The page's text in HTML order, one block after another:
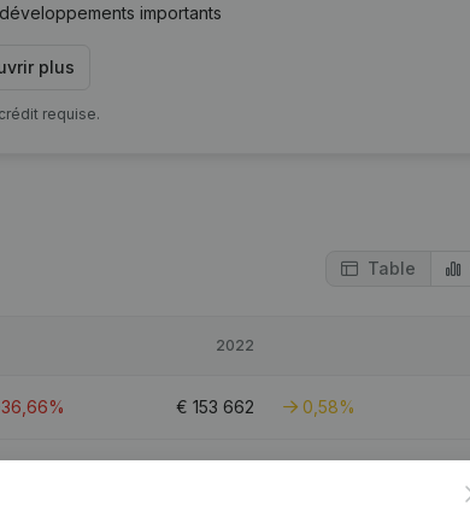
importants
plus
requise.
Table
2022
€ 153 662 0,58%